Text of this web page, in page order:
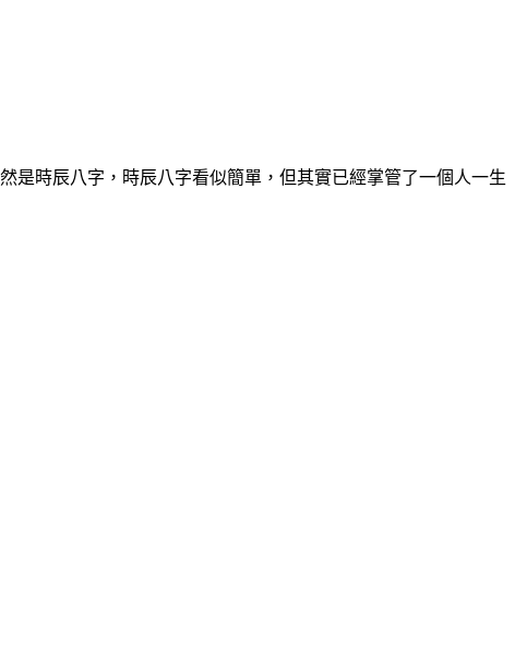
是時辰八字，時辰八字看似簡單，但其實已經掌管了一個人一生